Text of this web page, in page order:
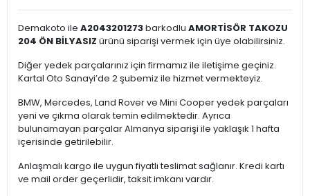
Demakoto ile A2043201273barkodlu AMORTİSÖR TAKOZU
204 ÖN BİLYASIZ ürünü siparişi vermek için üye olabilirsiniz.
Diğer yedek parçalarınız için firmamız ile iletişime geçiniz.
Kartal Oto Sanayi’de 2 şubemiz ile hizmet vermekteyiz.
BMW, Mercedes, Land Rover ve Mini Cooper yedek parçaları
yeni ve çıkma olarak temin edilmektedir. Ayrıca
bulunamayan parçalar Almanya siparişi ile yaklaşık 1 hafta
içerisinde getirilebilir.
Anlaşmalı kargo ile uygun fiyatlı teslimat sağlanır. Kredi kartı
ve mail order geçerlidir, taksit imkanı vardır.